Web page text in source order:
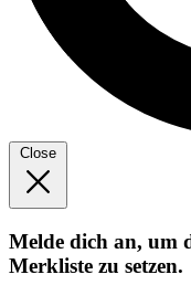
Close
Melde dich an, um
Merkliste zu setzen.